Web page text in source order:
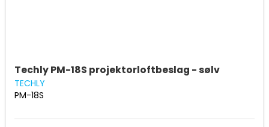
Techly PM-18S projektorloftbeslag - sølv
TECHLY
PM-18S